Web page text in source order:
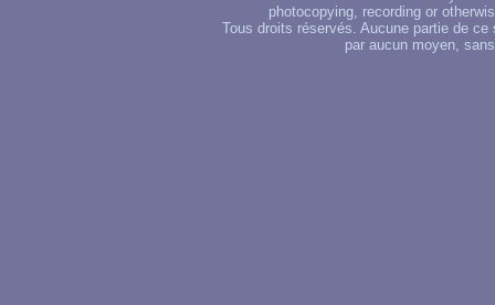
photocopying, recording or
Tous droits réservés. Aucune partie de
par aucun moyen,